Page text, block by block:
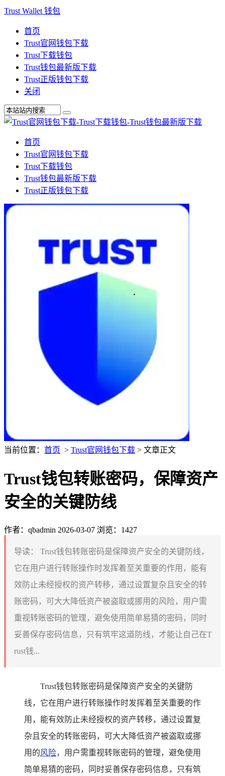
Trust Wallet 钱包
首页
Trust官网钱包下载
Trust下载钱包
Trust钱包最新版下载
Trust正版钱包下载
关闭
首页
Trust官网钱包下载
Trust下载钱包
Trust钱包最新版下载
Trust正版钱包下载
当前位置： 首页 > Trust官网钱包下载 > 文章正文
Trust钱包转账密码，保障资产
安全的关键防线
作者：qbadmin 2026-03-07 浏览：1427
导读：
Trust钱包转账密码是保障资产安全的关键防线，
它在用户进行转账操作时发挥着至关重要的作用，能有
效防止未经授权的资产转移，通过设置复杂且安全的转
账密码，可大大降低资产被盗取或挪用的风险，用户需
重视转账密码的管理，避免使用简单易猜的密码，同时
妥善保存密码信息，只有筑牢这道防线，才能让自己在T
rust钱...
Trust钱包转账密码是保障资产安全的关键防
线，它在用户进行转账操作时发挥着至关重要的作
用，能有效防止未经授权的资产转移，通过设置复
杂且安全的转账密码，可大大降低资产被盗取或挪
用的风险，用户需重视转账密码的管理，避免使用
简单易猜的密码，同时妥善保存密码信息，只有筑